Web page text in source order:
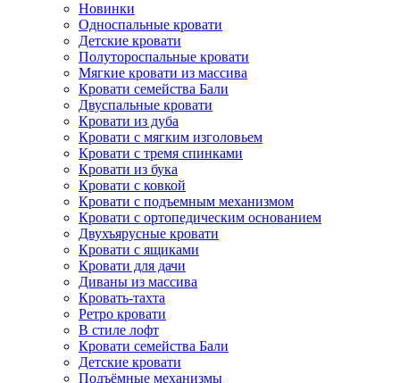
Новинки
Односпальные кровати
Детские кровати
Полутороспальные кровати
Мягкие кровати из массива
Кровати семейства Бали
Двуспальные кровати
Кровати из дуба
Кровати с мягким изголовьем
Кровати с тремя спинками
Кровати из бука
Кровати с ковкой
Кровати с подъемным механизмом
Кровати с ортопедическим основанием
Двухъярусные кровати
Кровати с ящиками
Кровати для дачи
Диваны из массива
Кровать-тахта
Ретро кровати
В стиле лофт
Кровати семейства Бали
Детские кровати
Подъёмные механизмы